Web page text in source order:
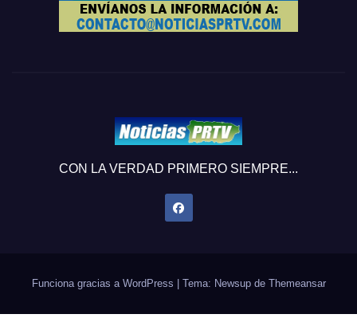
CON LA VERDAD PRIMERO SIEMPRE...
Funciona gracias a WordPress | Tema: Newsup de Themeansar